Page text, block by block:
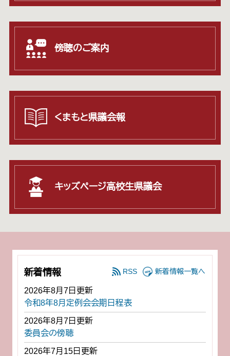
傍聴のご案内
くまもと県議会報
キッズページ高校生県議会
新着情報
2026年8月7日更新
令和8年8月定例会会期日程表
2026年8月7日更新
委員会の傍聴
2026年7月15日更新
RSS 新着情報一覧へ